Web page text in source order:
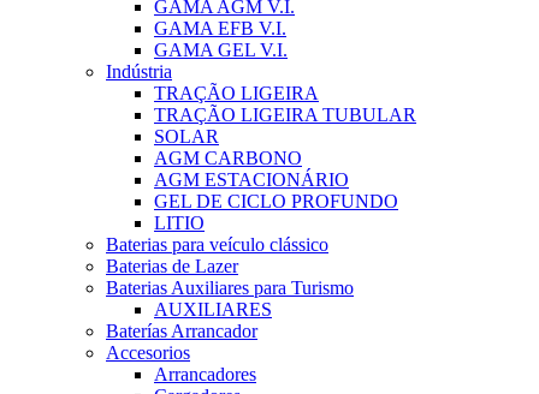
GAMA AGM V.I.
GAMA EFB V.I.
GAMA GEL V.I.
Indústria
TRAÇÃO LIGEIRA
TRAÇÃO LIGEIRA TUBULAR
SOLAR
AGM CARBONO
AGM ESTACIONÁRIO
GEL DE CICLO PROFUNDO
LITIO
Baterias para veículo clássico
Baterias de Lazer
Baterias Auxiliares para Turismo
AUXILIARES
Baterías Arrancador
Accesorios
Arrancadores